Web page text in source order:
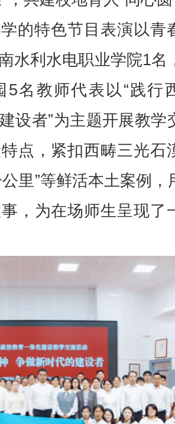
的特色节目表演以青
水利水电职业学院1名
5名教师代表以“践行
设者”为主题开展教学
点，紧扣西畴三光石
里”等鲜活本土案例，
，为在场师生呈现了